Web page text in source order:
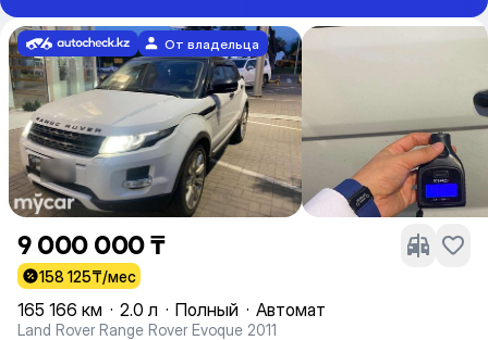
От владельца
9 000 000 ₸
158 125₸/мес
165 166 км · 2.0 л · Полный · Автомат
Land Rover Range Rover Evoque 2011